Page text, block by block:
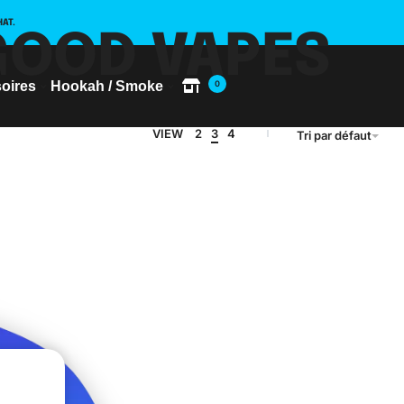
Hookah / Smoke 0
VAPES
VIEW 2 3 4 Tri par défaut